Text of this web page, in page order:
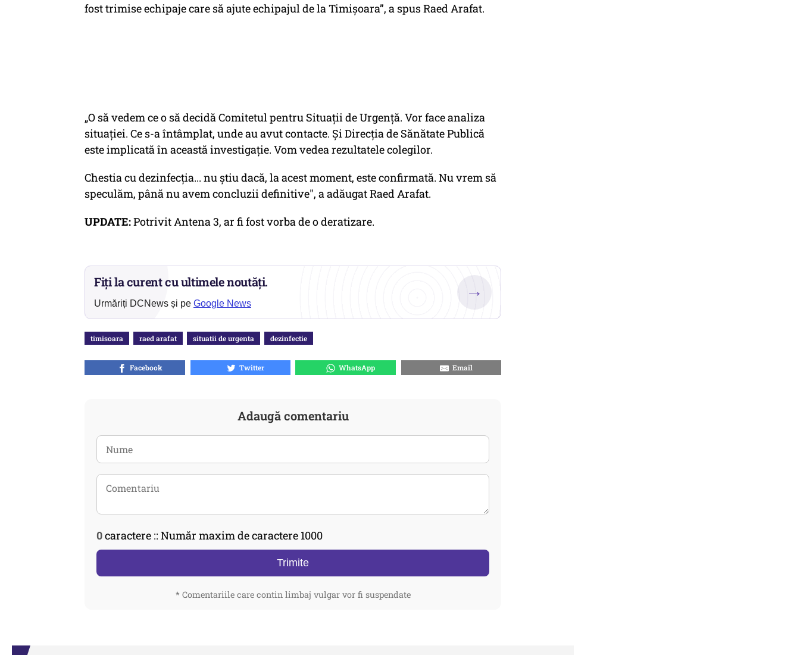
fost trimise echipaje care să ajute echipajul de la Timișoara”, a spus Raed Arafat.
„O să vedem ce o să decidă Comitetul pentru Situații de Urgență. Vor face analiza
situației. Ce s-a întâmplat, unde au avut contacte. Și Direcția de Sănătate Publică
este implicată în această investigație. Vom vedea rezultatele colegilor.
Chestia cu dezinfecția... nu știu dacă, la acest moment, este confirmată. Nu vrem să
speculăm, până nu avem concluzii definitive", a adăugat Raed Arafat.
UPDATE:Potrivit Antena 3, ar fi fost vorba de o deratizare.
Fiți la curent cu ultimele noutăți.
Urmăriți DCNews și pe Google News
→
timisoara raed arafat situatii de urgenta dezinfectie
Facebook Twitter WhatsApp Email
Adaugă comentariu
0caractere :: Număr maxim de caractere 1000
Trimite
* Comentariile care contin limbaj vulgar vor fi suspendate